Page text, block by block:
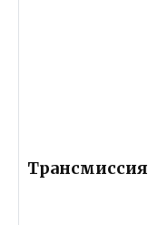
Трансмиссия